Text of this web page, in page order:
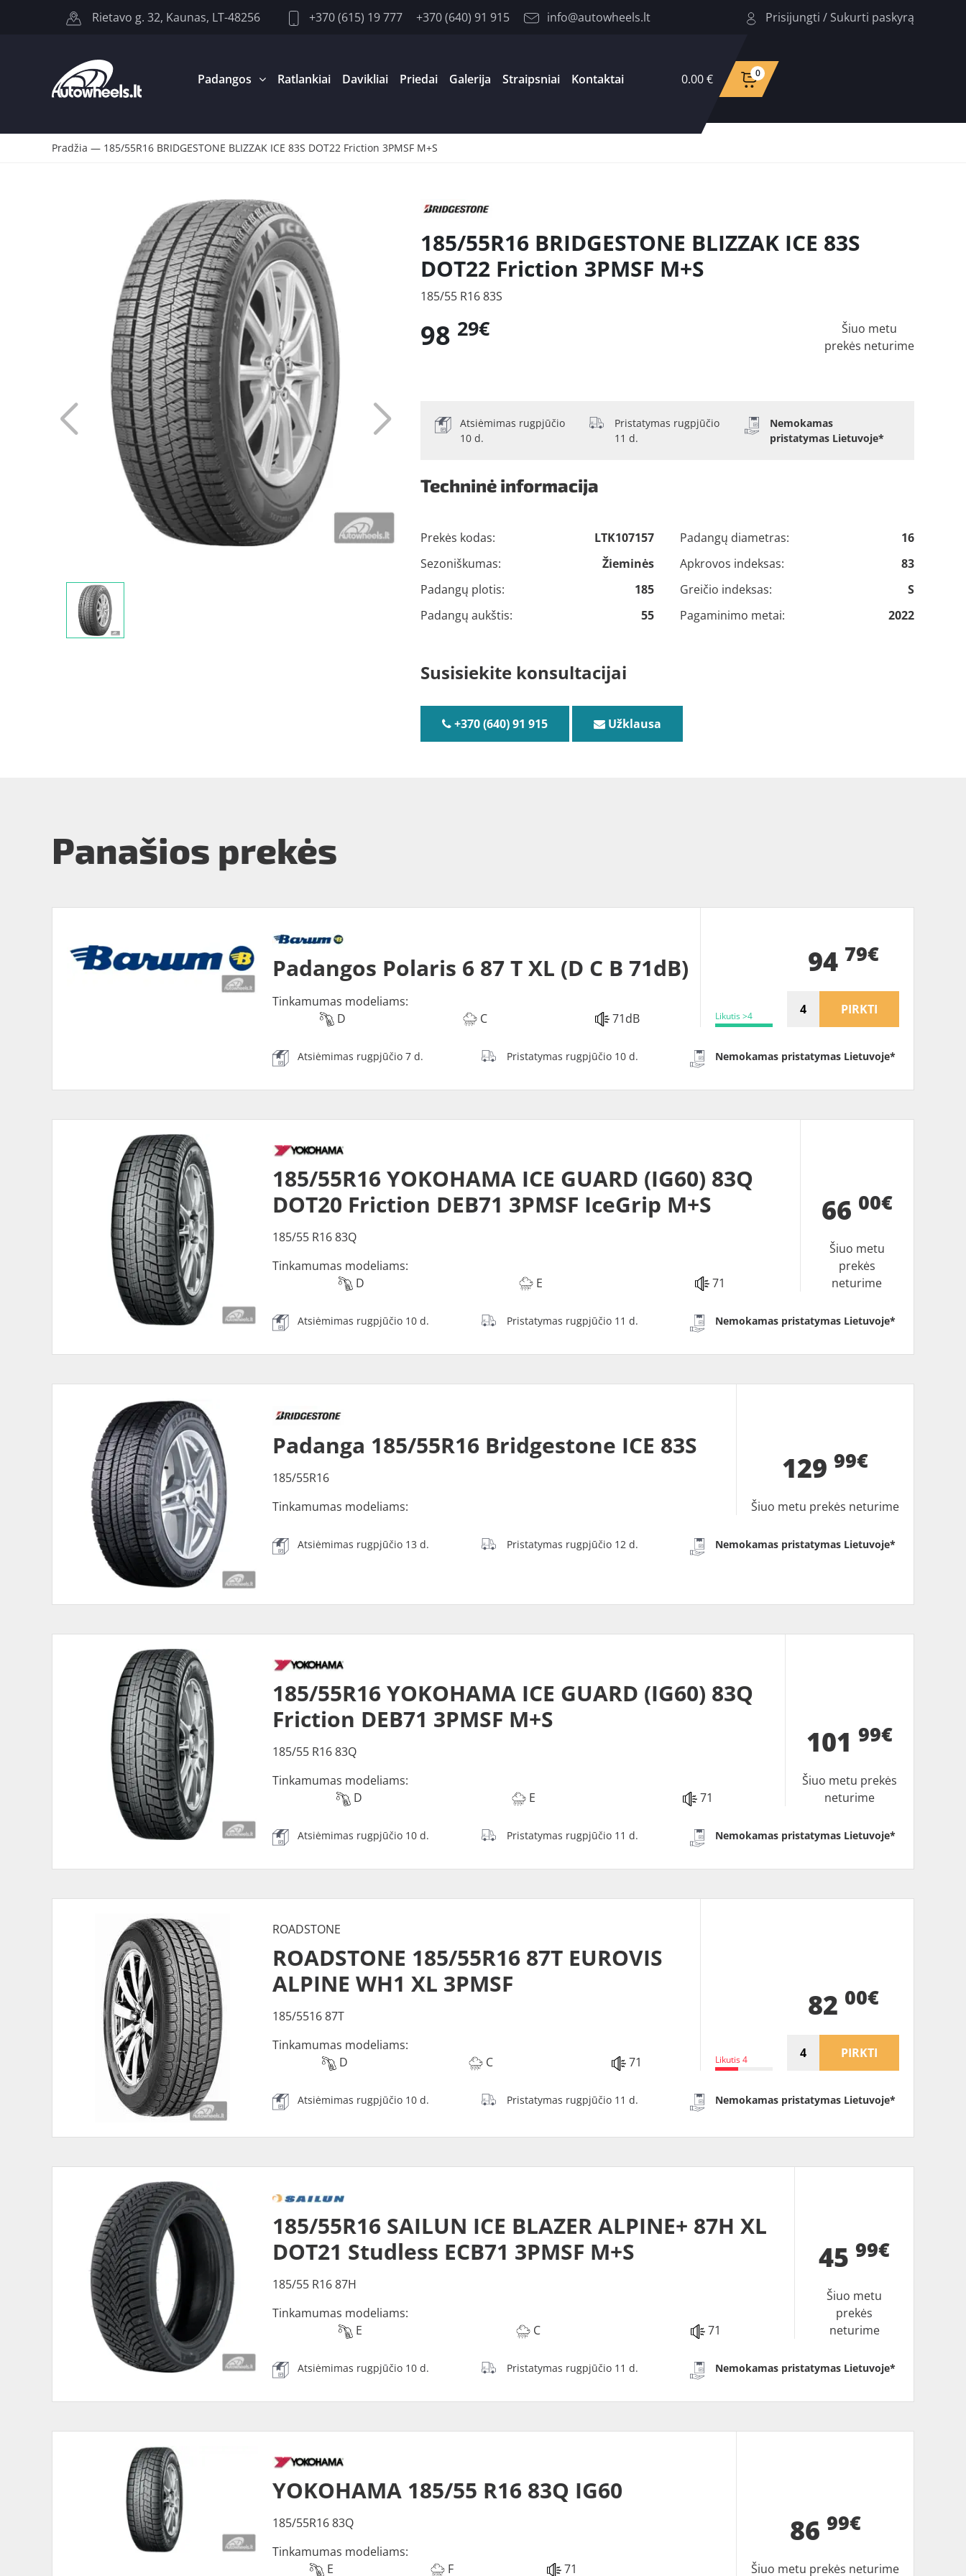
Rietavo g. 32, Kaunas, LT-48256 +370 (615) 19 777 +370 (640) 91 915 info@autowheels.lt Prisijungti / Sukurti paskyrą
Padangos Ratlankiai Davikliai Priedai Galerija Straipsniai Kontaktai 0.00 € 0
Pradžia — 185/55R16 BRIDGESTONE BLIZZAK ICE 83S DOT22 Friction 3PMSF M+S
185/55R16 BRIDGESTONE BLIZZAK ICE 83S
DOT22 Friction 3PMSF M+S
185/55 R16 83S
98 29€
Šiuo metu
prekės neturime
Atsiėmimas rugpjūčio
10 d.
Pristatymas rugpjūčio
11 d.
Nemokamas
pristatymas Lietuvoje*
Techninė informacija
Prekės kodas:
LTK107157
Sezoniškumas:
Žieminės
Padangų plotis:
185
Padangų aukštis:
55
Padangų diametras:
16
Apkrovos indeksas:
83
Greičio indeksas:
S
Pagaminimo metai:
2022
Susisiekite konsultacijai
+370 (640) 91 915 Užklausa
Panašios prekės
Padangos Polaris 6 87 T XL (D C B 71dB)
Tinkamumas modeliams:
D
C 71dB Likutis >4
94 79€
PIRKTI
Atsiėmimas rugpjūčio 7 d. Pristatymas rugpjūčio 10 d. Nemokamas pristatymas Lietuvoje*
185/55R16 YOKOHAMA ICE GUARD (IG60) 83Q
DOT20 Friction DEB71 3PMSF IceGrip M+S
185/55 R16 83Q
Tinkamumas modeliams:
D
E 71
66 00€
Šiuo metu
prekės
neturime
Atsiėmimas rugpjūčio 10 d. Pristatymas rugpjūčio 11 d. Nemokamas pristatymas Lietuvoje*
Padanga 185/55R16 Bridgestone ICE 83S
185/55R16
Tinkamumas modeliams:
129 99€
Šiuo metu prekės neturime
Atsiėmimas rugpjūčio 13 d. Pristatymas rugpjūčio 12 d. Nemokamas pristatymas Lietuvoje*
185/55R16 YOKOHAMA ICE GUARD (IG60) 83Q
Friction DEB71 3PMSF M+S
185/55 R16 83Q
Tinkamumas modeliams:
D
E 71
10199€
Šiuo metu prekės
neturime
Atsiėmimas rugpjūčio 10 d. Pristatymas rugpjūčio 11 d. Nemokamas pristatymas Lietuvoje*
ROADSTONE
ROADSTONE 185/55R16 87T EUROVIS
ALPINE WH1 XL 3PMSF
185/5516 87T
Tinkamumas modeliams:
D
C 71 Likutis 4
82 00€
PIRKTI
Atsiėmimas rugpjūčio 10 d. Pristatymas rugpjūčio 11 d. Nemokamas pristatymas Lietuvoje*
185/55R16 SAILUN ICE BLAZER ALPINE+ 87H XL
DOT21 Studless ECB71 3PMSF M+S
185/55 R16 87H
Tinkamumas modeliams:
E
C 71
4599€
Šiuo metu
prekės
neturime
Atsiėmimas rugpjūčio 10 d. Pristatymas rugpjūčio 11 d. Nemokamas pristatymas Lietuvoje*
YOKOHAMA 185/55 R16 83Q IG60
185/55R16 83Q
Tinkamumas modeliams:
E
F 71
86 99€
Šiuo metu prekės neturime